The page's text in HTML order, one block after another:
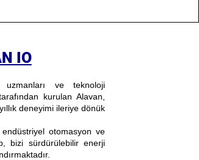
IO
uzmanları ve teknoloji
kurulan Alavan,
deneyimi ileriye dönük
endüstriyel otomasyon ve
bizi sürdürülebilir enerji